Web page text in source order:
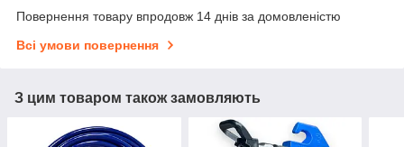
Повернення товару впродовж 14 днів за домовленістю
Всі умови повернення
З цим товаром також замовляють